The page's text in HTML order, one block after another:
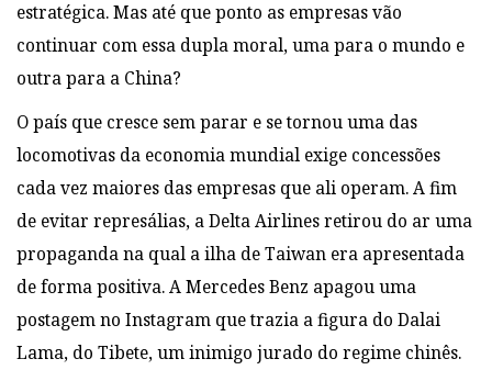
estratégica. Mas até que ponto as empresas vão
continuar com essa dupla moral, uma para o mundo e
outra para a China?
O país que cresce sem parar e se tornou uma das
locomotivas da economia mundial exige concessões
cada vez maiores das empresas que ali operam. A fim
de evitar represálias, a Delta Airlines retirou do ar uma
propaganda na qual a ilha de Taiwan era apresentada
de forma positiva. A Mercedes Benz apagou uma
postagem no Instagram que trazia a figura do Dalai
Lama, do Tibete, um inimigo jurado do regime chinês.